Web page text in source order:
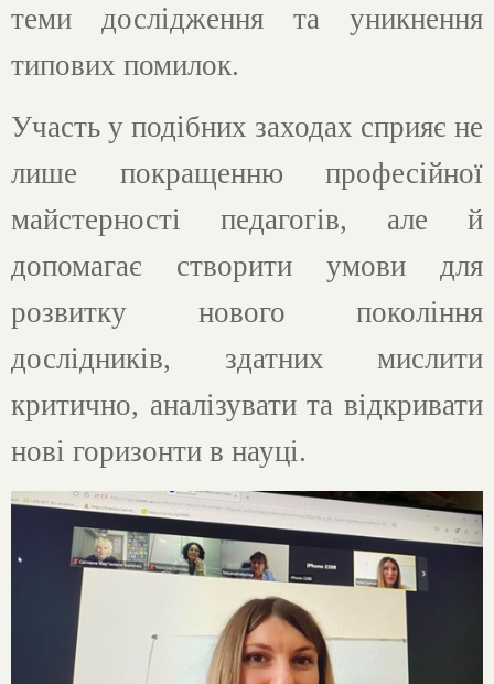
теми дослідження та уникнення
типових помилок.
Участь у подібних заходах сприяє не
лише покращенню професійної
майстерності педагогів, але й
допомагає створити умови для
розвитку нового покоління
дослідників, здатних мислити
критично, аналізувати та відкривати
нові горизонти в науці​.